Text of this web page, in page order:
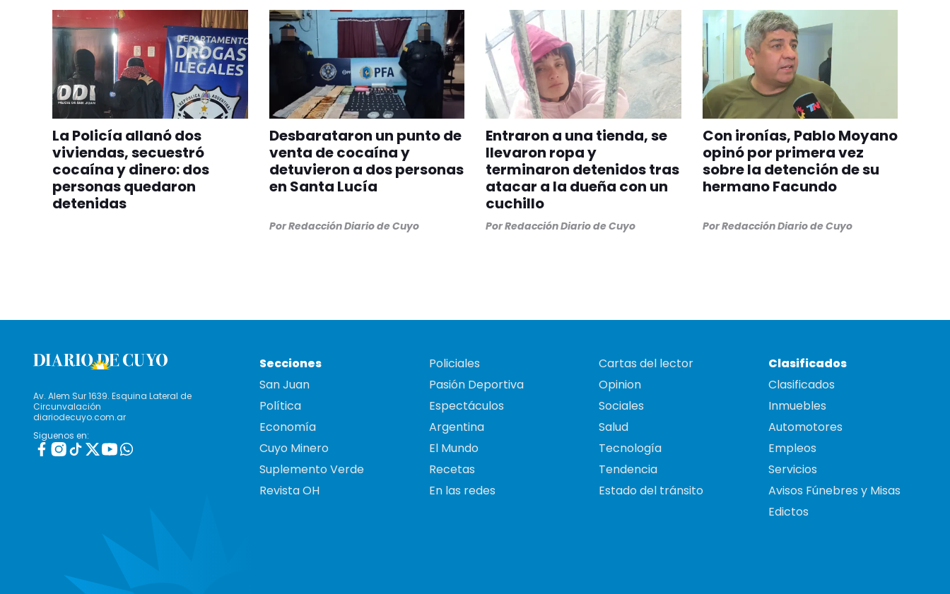
La Policía allanó dos
viviendas, secuestró
cocaína y dinero: dos
personas quedaron
detenidas
Desbarataron un punto de
venta de cocaína y
detuvieron a dos personas
en Santa Lucía
PorRedacción Diario de Cuyo
Entraron a una tienda, se
llevaron ropa y
terminaron detenidos tras
atacar a la dueña con un
cuchillo
PorRedacción Diario de Cuyo
Con ironías, Pablo Moyano
opinó por primera vez
sobre la detención de su
hermano Facundo
PorRedacción Diario de Cuyo
Av. Alem Sur 1639. Esquina Lateral de
Circunvalación
diariodecuyo.com.ar
Siguenos en:
Secciones
San Juan
Política
Economía
Cuyo Minero
Suplemento Verde
Revista OH
Policiales
Pasión Deportiva
Espectáculos
Argentina
El Mundo
Recetas
En las redes
Cartas del lector
Opinion
Sociales
Salud
Tecnología
Tendencia
Estado del tránsito
Clasificados
Clasificados
Inmuebles
Automotores
Empleos
Servicios
Avisos Fúnebres y Misas
Edictos